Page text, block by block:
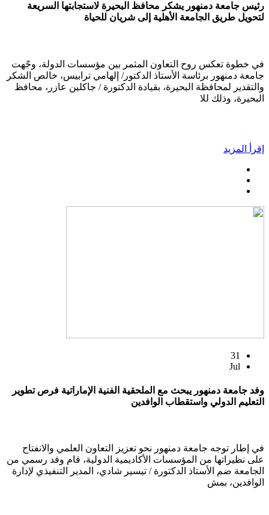
رئيس جامعة دمنهور يشكر محافظ البحيرة لاستجابتها السريعة
لتحويل طريق الجامعة الأهلية إلى شريان للحياة
في خطوة تعكس روح التعاون المثمر بين مؤسسات الدولة، وجّهت
جامعة دمنهور برئاسة الأستاذ الدكتور/ إلهامي ترابيس، خالص الشكر
والتقدير لمحافظة البحيرة، بقيادة الدكتورة / جاكلين عازر، محافظ
البحيرة، وذلك للا
إقرأ المزيد
31
Jul
وفد جامعة دمنهور يبحث مع الملحقية الفنية الإماراتية فرص تطوير
التعليم الدولي واستقطاب الوافدين
في إطار توجه جامعة دمنهور نحو تعزيز التعاون العلمي والانفتاح
على نظيراتها من المؤسسات الأكاديمية الدولية، قام وفد رسمي من
الجامعة ضم الأستاذ الدكتورة / تيسير شادي، المدير التنفيذي لإدارة
الوافدين، بمش